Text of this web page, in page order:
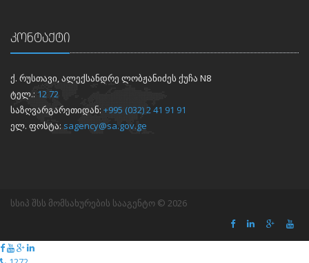
კონტაქტი
ქ. რუსთავი, ალექსანდრე ლობჟანიძეს ქუჩა N8
ტელ.: 12 72
საზღვარგარეთიდან: +995 (032) 2 41 91 91
ელ. ფოსტა: sagency@sa.gov.ge
სსიპ შსს მომსახურების სააგენტო © 2026